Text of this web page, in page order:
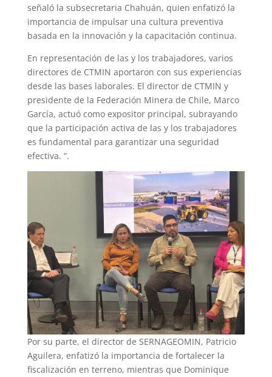
señaló la subsecretaria Chahuán, quien enfatizó la
importancia de impulsar una cultura preventiva
basada en la innovación y la capacitación continua.
En representación de las y los trabajadores, varios
directores de CTMIN aportaron con sus experiencias
desde las bases laborales. El director de CTMIN y
presidente de la Federación Minera de Chile, Marco
García, actuó como expositor principal, subrayando
que la participación activa de las y los trabajadores
es fundamental para garantizar una seguridad
efectiva. “.
Por su parte, el director de SERNAGEOMIN, Patricio
Aguilera, enfatizó la importancia de fortalecer la
fiscalización en terreno, mientras que Dominique